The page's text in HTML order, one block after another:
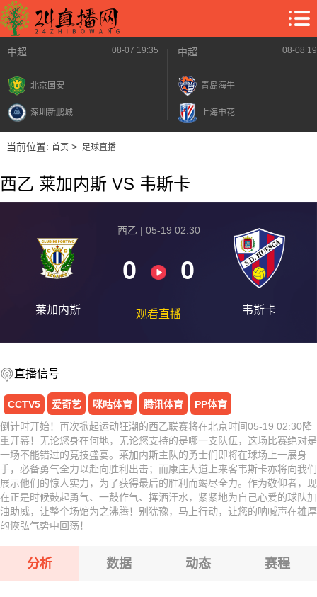
中超 08-07 19:35
北京国安
深圳新鹏城
中超 08-08
青岛海牛
上海申花
当前位置: 首页> 足球直播
西乙 莱加内斯 VS 韦斯卡
莱加内斯
西乙 | 05-19 02:30
0 0
观看直播 韦斯卡
直播信号
CCTV5 爱奇艺 咪咕体育 腾讯体育
PP体育
倒计时开始！再次掀起运动狂潮的西乙联赛将在北京时间05-19 02:30隆
重开幕！无论您身在何地，无论您支持的是哪一支队伍，这场比赛绝对是
一场不能错过的竞技盛宴。莱加内斯主队的勇士们即将在球场上一展身
手，必备勇气全力以赴向胜利出击；而康庄大道上来客韦斯卡亦将向我们
展示他们的惊人实力，为了获得最后的胜利而竭尽全力。作为敬仰者，现
在正是时候鼓起勇气、一鼓作气、挥洒汗水，紧紧地为自己心爱的球队加
油助威，让整个场馆为之沸腾！别犹豫，马上行动，让您的呐喊声在雄厚
的恢弘气势中回荡！
分析 数据 动态 赛程